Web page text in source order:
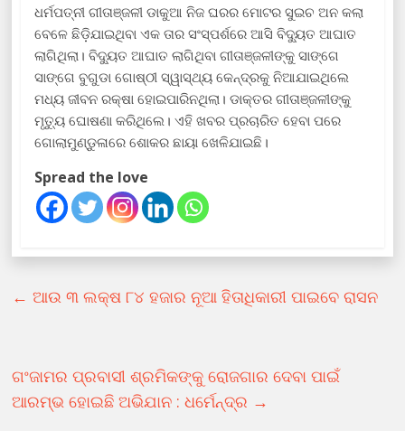
ଧର୍ମପତ୍ନୀ ଗୀତାଞ୍ଜଳୀ ଡାକୁଆ ନିଜ ଘରର ମୋଟର ସୁଇଚ ଅନ କଲା
ବେଳେ ଛିଡ଼ିଯାଇଥିବା ଏକ ତାର ସଂସ୍ପର୍ଶରେ ଆସି ବିଦ୍ୟୁତ ଆଘାତ
ଲାଗିଥିଲା। ବିଦ୍ୟୁତ ଆଘାତ ଲାଗିଥିବା ଗୀତାଞ୍ଜଳୀଙ୍କୁ ସାଙ୍ଗେ
ସାଙ୍ଗେ ବୁଗୁଡା ଗୋଷ୍ଠୀ ସ୍ୱାସ୍ଥ୍ୟ କେନ୍ଦ୍ରକୁ ନିଆଯାଇଥିଲେ
ମଧ୍ୟ ଜୀବନ ରକ୍ଷା ହୋଇପାରିନଥିଲା। ଡାକ୍ତର ଗୀତାଞ୍ଜଳୀଙ୍କୁ
ମୃତ୍ୟୁ ଘୋଷଣା କରିଥିଲେ। ଏହି ଖବର ପ୍ରଚାରିତ ହେବା ପରେ
ଗୋଲାମୁଣ୍ଡୁଳାରେ ଶୋକର ଛାୟା ଖେଳିଯାଇଛି।
Spread the love
← ଆଉ ୩ ଲକ୍ଷ ୮୪ ହଜାର ନୂଆ ହିତାଧିକାରୀ ପାଇବେ ରାସନ
ଗଂଜାମର ପ୍ରବାସୀ ଶ୍ରମିକଙ୍କୁ ରୋଜଗାର ଦେବା ପାଇଁ
ଆରମ୍ଭ ହୋଇଛି ଅଭିଯାନ : ଧର୍ମେନ୍ଦ୍ର →